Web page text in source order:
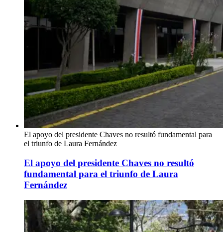
El apoyo del presidente Chaves no resultó fundamental para
el triunfo de Laura Fernández
El apoyo del presidente Chaves no resultó
fundamental para el triunfo de Laura
Fernández